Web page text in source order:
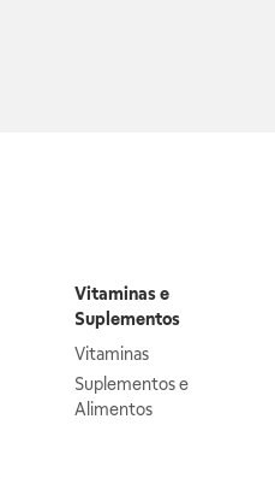
Vitaminas e
Suplementos
Vitaminas
Suplementos e
Alimentos